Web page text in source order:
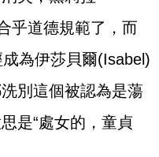
乎道德規範了，而
為伊莎貝爾(Isabel)
別這個被認為是蕩
是“處女的，童貞